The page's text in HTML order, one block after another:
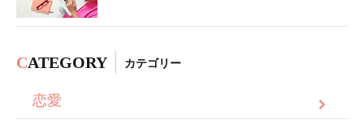
CATEGORY カテゴリー
恋愛